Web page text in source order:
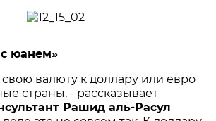
юанем»
свою валюту к доллару или евро
страны, - рассказывает
Рашидаль- Расул